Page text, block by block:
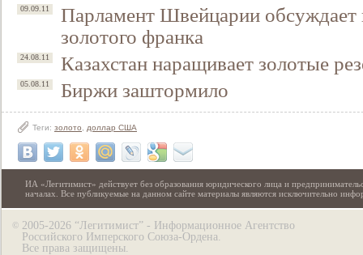
09.09.11
Парламент Швейцарии обсуждает
золотого франка
24.08.11 Казахстан наращивает золотые
05.08.11 Биржи заштормило
Теги: золото доллар США
ИА «Легитимист» действует без образования юридического лица и
началах. Все публикуемые на данном сайте материалы являются исключительно
© 2005-2026 “Легитимист” - Информационное Агентство
Российского Имперского Союза-Ордена.
Все права защищены.